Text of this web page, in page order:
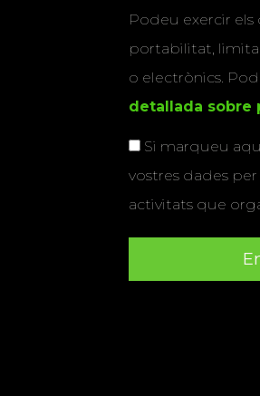
Podeu exercir els
portabilitat,
o electrònics.
detallada sobre
Si marqueu
vostres dades
activitats que